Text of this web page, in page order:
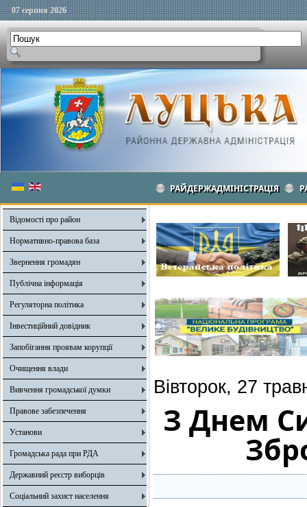
07 серпня 2026
РАЙДЕРЖАДМІНІСТРАЦІЯ
Відомості про район
Нормативно-правова база
Звернення громадян
Публічна інформація
Регуляторна політика
Інвестиційний довідник
Запобігання проявам корупції
Очищення влади
Вивчення громадської думки
Правове забезпечення
Установи
Громадська рада при РДА
Державний реєстр виборців
Соціальний захист населення
Вівторок, 27
З Днем